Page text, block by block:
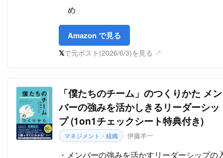
め
Amazon で見る
𝕏で元ポスト(2026/6/3)を見る ↗
「僕たちのチーム」のつくりかた メン
バーの強みを活かしきるリーダーシッ
プ (1on1チェックシート特典付き)
マネジメント・組織 伊藤羊一
メンバーの強みを活かすリーダーシップの